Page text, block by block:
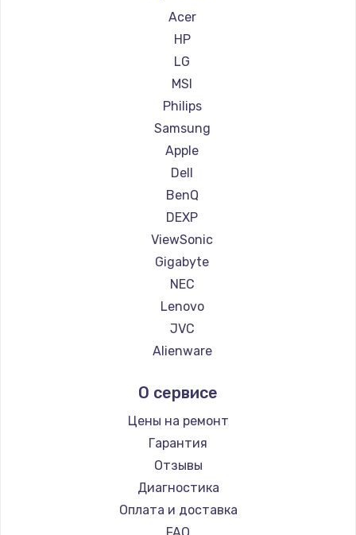
Замена HDMI
Заказать
Ремонт мониторов Hisense
Ремонт мониторов АОС
Ремонт мониторов Ardor
Ремонт мониторов Machenike
Ремонт мониторов iru
Ремонт мониторов Titan Army
Ремонт мониторов iFFALCON
Ремонт мониторов Dahua
Acer
HP
LG
MSI
Philips
Samsung
Apple
Dell
BenQ
DEXP
ViewSonic
Gigabyte
NEC
Lenovo
JVC
Alienware
Thunderobot
Hisense
АОС
Ardor
Machenike
iru
Titan Army
О сервисе
Цены на ремонт
Гарантия
Отзывы
Диагностика
Оплата и доставка